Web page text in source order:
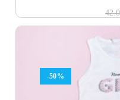
-50%